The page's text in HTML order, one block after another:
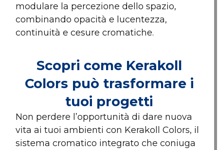
modulare la percezione dello spazio,
combinando opacità e lucentezza,
continuità e cesure cromatiche.
Scopri come Kerakoll
Colors può trasformare i
tuoi progetti
Non perdere l’opportunità di dare nuova
vita ai tuoi ambienti con Kerakoll Colors, il
sistema cromatico integrato che coniuga